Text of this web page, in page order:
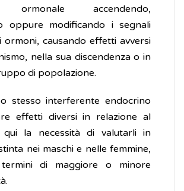
ormonale accendendo,
oppure modificando i segnali
ormoni, causando effetti avversi
nella sua discendenza o in
di popolazione.
stesso interferente endocrino
effetti diversi in relazione al
qui la necessità di valutarli in
nei maschi e nelle femmine,
di maggiore o minore